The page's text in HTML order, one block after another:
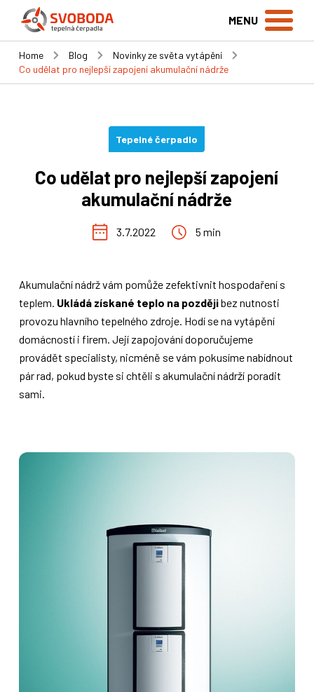
MENU
Home Blog
Novinky ze světa vytápění
Co udělat pro nejlepší zapojení akumulační nádrže
Tepelné čerpadlo
Co udělat pro nejlepší zapojení
akumulační nádrže
3.7.2022 5 min
Akumulační nádrž vám pomůže zefektivnit hospodaření s
teplem. Ukládá získané teplo na pozdějibez nutnosti
provozu hlavního tepelného zdroje. Hodí se na vytápění
domácností i firem. Její zapojování doporučujeme
provádět specialisty, nicméně se vám pokusíme nabídnout
pár rad, pokud byste si chtěli s akumulační nádrží poradit
sami.